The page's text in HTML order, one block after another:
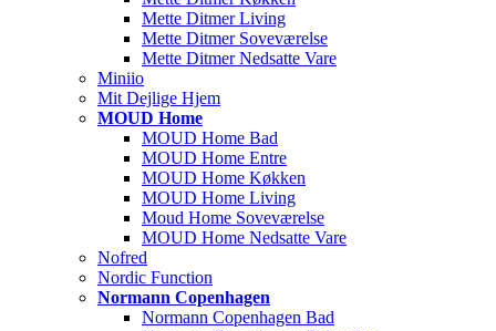
Mette Ditmer Living
Mette Ditmer Soveværelse
Mette Ditmer Nedsatte Vare
Miniio
Mit Dejlige Hjem
MOUD Home
MOUD Home Bad
MOUD Home Entre
MOUD Home Køkken
MOUD Home Living
Moud Home Soveværelse
MOUD Home Nedsatte Vare
Nofred
Nordic Function
Normann Copenhagen
Normann Copenhagen Bad